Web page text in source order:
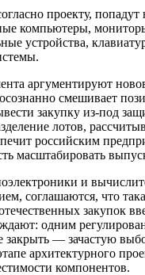
проекту, попадут
компьютеры,
устройства,
аргументируют
осознанно смешивает
закупку из-под
лотов,
российским
масштабировать
и
соглашаются, что
закупок
одним
закрыть — зачастую
архитектурного
компонентов.